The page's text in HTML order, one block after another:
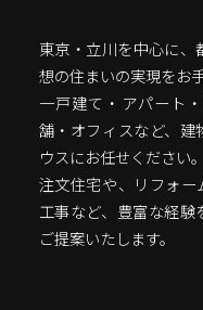
東京・立川を中心に
想の住まいの実現をお
一戸建て・アパート
舗・オフィスなど、
ウスにお任せください。
注文住宅や、リフォ
工事など、豊富な経
ご提案いたします。